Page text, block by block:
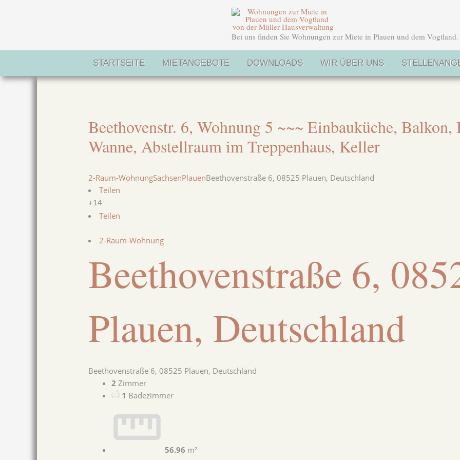
Bei uns finden Sie Wohnungen zur Miete in Plauen und dem Vogtland.
STARTSEITE MIETANGEBOTE DOWNLOADS WIR ÜBER UNS
Beethovenstr. 6, Wohnung 5 ~~~ Einbauküche,
Wanne, Abstellraum im Treppenhaus, Keller
2-Raum-WohnungSachsenPlauenBeethovenstraße 6, 08525 Plauen, Deutschland
Teilen
+14
Teilen
2-Raum-Wohnung
Beethovenstraße 6,
Plauen, Deutschland
Beethovenstraße 6, 08525 Plauen, Deutschland
2 Zimmer
1 Badezimmer
56.96 m²
Post